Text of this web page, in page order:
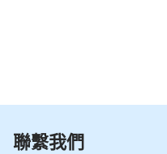
聯繫我們